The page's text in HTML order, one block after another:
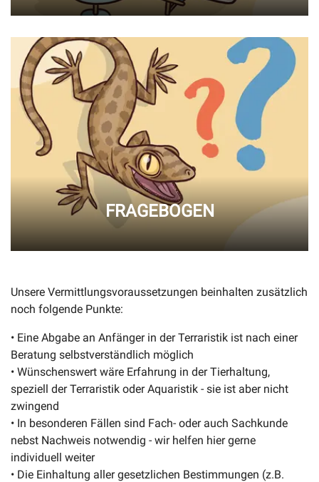
FRAGEBOGEN
Unsere Vermittlungsvoraussetzungen beinhalten zusätzlich
noch folgende Punkte:
• Eine Abgabe an Anfänger in der Terraristik ist nach einer
Beratung selbstverständlich möglich
• Wünschenswert wäre Erfahrung in der Tierhaltung,
speziell der Terraristik oder Aquaristik - sie ist aber nicht
zwingend
• In besonderen Fällen sind Fach- oder auch Sachkunde
nebst Nachweis notwendig - wir helfen hier gerne
individuell weiter
• Die Einhaltung aller gesetzlichen Bestimmungen (z.B.